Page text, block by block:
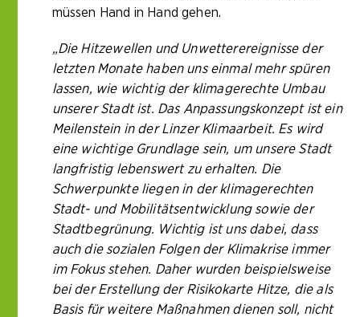
müssen Hand in Hand gehen.
„Die Hitzewellen und Unwetterereignisse der
letzten Monate haben uns einmal mehr spüren
lassen, wie wichtig der klimagerechte Umbau
unserer Stadt ist. Das Anpassungskonzept ist ein
Meilenstein in der Linzer Klimaarbeit. Es wird
eine wichtige Grundlage sein, um unsere Stadt
langfristig lebenswert zu erhalten. Die
Schwerpunkte liegen in der klimagerechten
Stadt- und Mobilitätsentwicklung sowie der
Stadtbegrünung. Wichtig ist uns dabei, dass
auch die sozialen Folgen der Klimakrise immer
im Fokus stehen. Daher wurden beispielsweise
bei der Erstellung der Risikokarte Hitze, die als
Basis für weitere Maßnahmen dienen soll, nicht